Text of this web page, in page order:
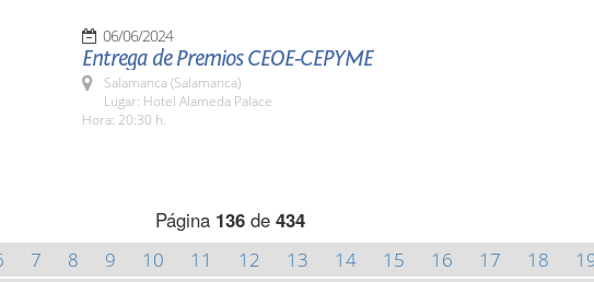
06/06/2024
Entrega de Premios CEOE-CEPYME
Salamanca (Salamanca)
Lugar: Hotel Alameda Palace
Hora: 20:30 h.
Página 136de 434
7 8 9 10 11 12 13 14 15 16 17 18